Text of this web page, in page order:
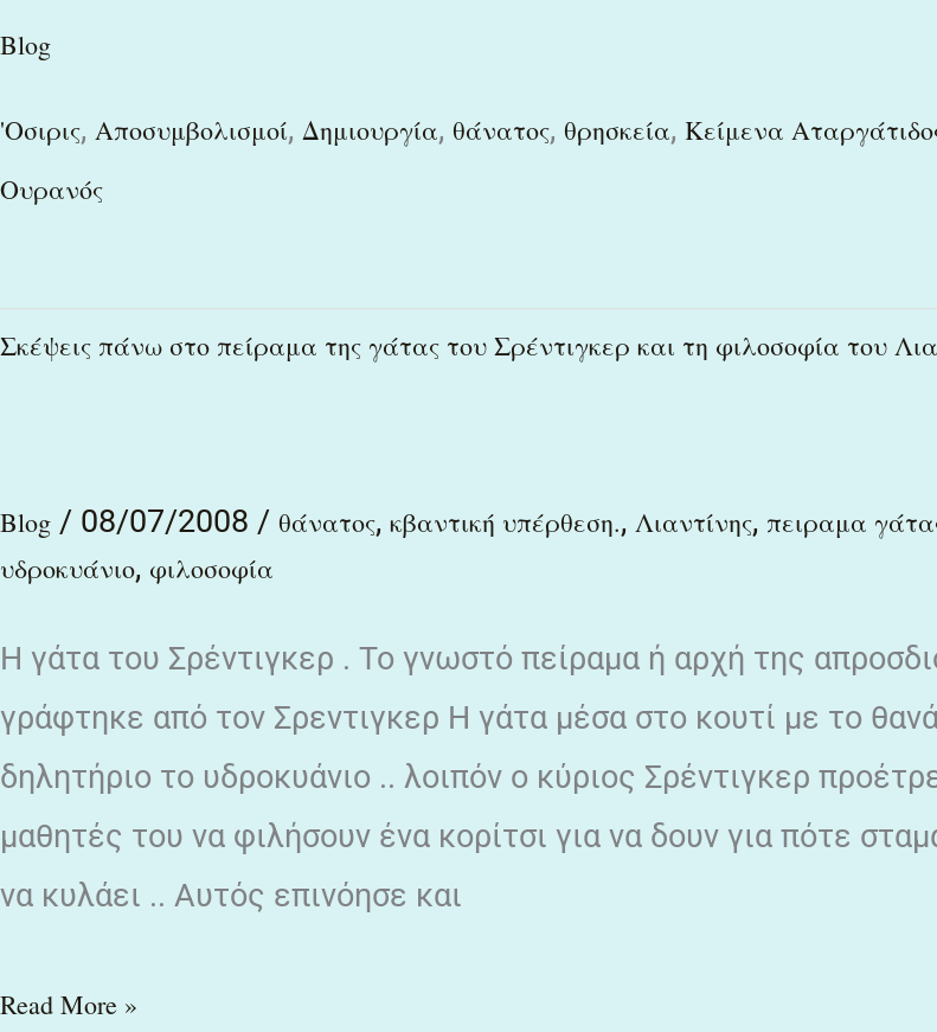
Blog
'Οσιρις, Αποσυμβολισμοί, Δημιουργία, θάνατος, θρησκεία, Κείμενα
Ουρανός
Σκέψεις πάνω στο πείραμα της γάτας του Σρέντιγκερ και τη φιλοσοφία του
Blog / 08/07/2008 / θάνατος, κβαντική υπέρθεση., Λιαντίνης, πειραμα
υδροκυάνιο, φιλοσοφία
Η γάτα του Σρέντιγκερ . Το γνωστό πείραμα ή αρχή της
γράφτηκε από τον Σρεντιγκερ Η γάτα μέσα στο κουτί με το
δηλητήριο το υδροκυάνιο .. λοιπόν ο κύριος Σρέντιγκερ
μαθητές του να φιλήσουν ένα κορίτσι για να δουν για πότε
να κυλάει .. Αυτός επινόησε και
Σκέψεις
της
γάτας
Σρέντιγκερ
και
τη
φιλοσοφία
του
Λιαντίνη
Read More »